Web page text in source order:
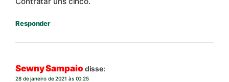
Responder
Sewny Sampaio disse:
28 de janeiro de 2021 às 00:25